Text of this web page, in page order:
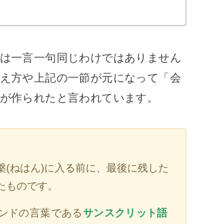
一言一句同じわけではありません
方や上記の一節が元になって「会
作られたと言われています。
(ねはん)に入る前に、最後に残した
ものです。
ドの言葉であるサンスクリット語